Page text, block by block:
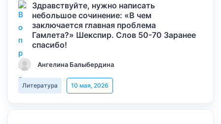
Здравствуйте, нужно написать
небольшое сочинение: «В чем
заключается главная проблема
Гамлета?» Шекспир. Слов 50-70 Заранее
спасибо!
Ангелина Балыбердина
Литература 10 мая, 2026